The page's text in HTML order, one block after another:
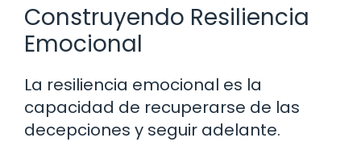
Construyendo Resiliencia
Emocional
La resiliencia emocional es la
capacidad de recuperarse de las
decepciones y seguir adelante.